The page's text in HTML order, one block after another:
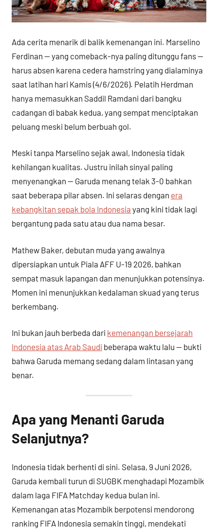
Ada cerita menarik di balik kemenangan ini. Marselino
Ferdinan — yang comeback-nya paling ditunggu fans —
harus absen karena cedera hamstring yang dialaminya
saat latihan hari Kamis (4/6/2026). Pelatih Herdman
hanya memasukkan Saddil Ramdani dari bangku
cadangan di babak kedua, yang sempat menciptakan
peluang meski belum berbuah gol.
Meski tanpa Marselino sejak awal, Indonesia tidak
kehilangan kualitas. Justru inilah sinyal paling
menyenangkan — Garuda menang telak 3-0 bahkan
saat beberapa pilar absen. Ini selaras dengan era
kebangkitan sepak bola Indonesia yang kini tidak lagi
bergantung pada satu atau dua nama besar.
Mathew Baker, debutan muda yang awalnya
dipersiapkan untuk Piala AFF U-19 2026, bahkan
sempat masuk lapangan dan menunjukkan potensinya.
Momen ini menunjukkan kedalaman skuad yang terus
berkembang.
Ini bukan jauh berbeda dari kemenangan bersejarah
Indonesia atas Arab Saudi beberapa waktu lalu — bukti
bahwa Garuda memang sedang dalam lintasan yang
benar.
Apa yang Menanti Garuda
Selanjutnya?
Indonesia tidak berhenti di sini. Selasa, 9 Juni 2026,
Garuda kembali turun di SUGBK menghadapi Mozambik
dalam laga FIFA Matchday kedua bulan ini.
Kemenangan atas Mozambik berpotensi mendorong
ranking FIFA Indonesia semakin tinggi, mendekati